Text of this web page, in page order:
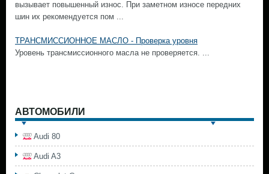
вызывает повышенный износ. При заметном износе передних
шин их рекомендуется пом ...
ТРАНСМИССИОННОЕ МАСЛО - Проверка уровня
Уровень трансмиссионного масла не проверяется. ...
АВТОМОБИЛИ
Audi 80
Audi A3